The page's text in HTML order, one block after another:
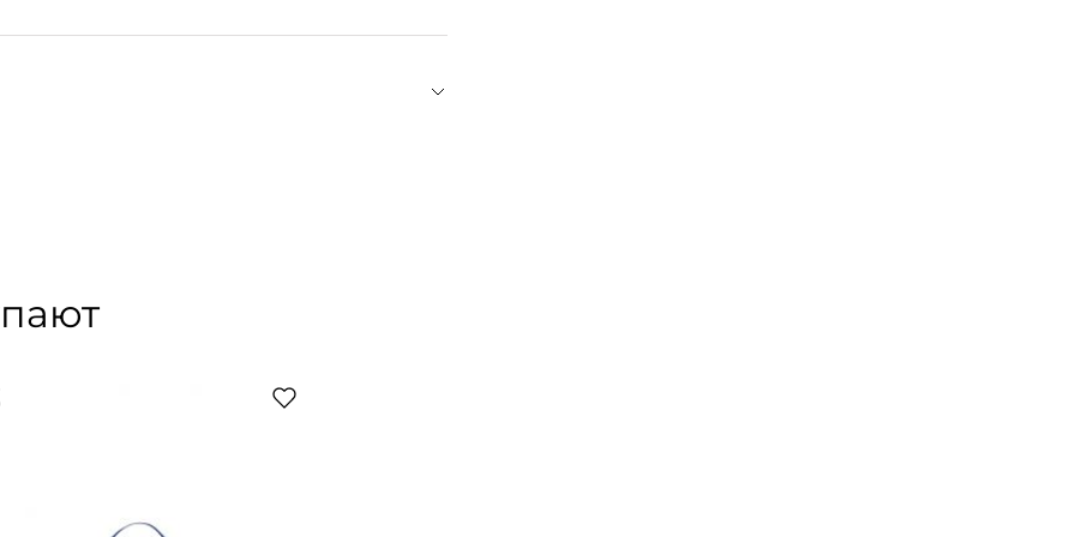
вырез, контрастные узоры по краям выреза